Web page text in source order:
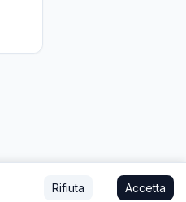
Rifiuta Accetta